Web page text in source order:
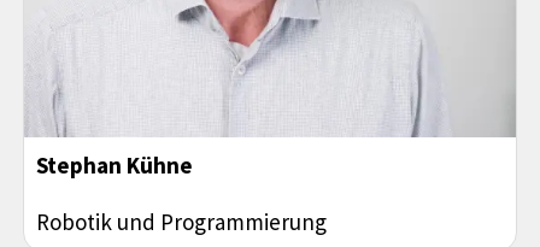
Stephan Kühne
Robotik und Programmierung